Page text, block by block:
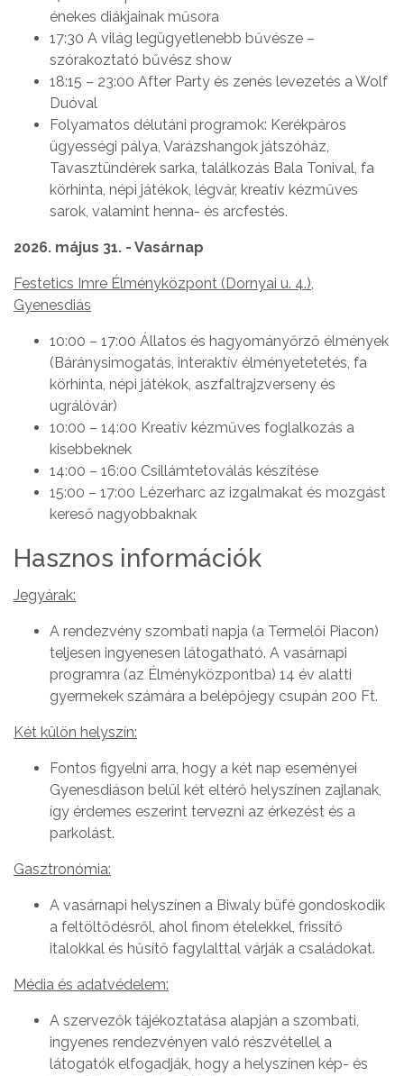
énekes diákjainak műsora
17:30 A világ legügyetlenebb bűvésze –
szórakoztató bűvész show
18:15 – 23:00 After Party és zenés levezetés a Wolf
Duóval
Folyamatos délutáni programok: Kerékpáros
ügyességi pálya, Varázshangok játszóház,
Tavasztündérek sarka, találkozás Bala Tonival, fa
körhinta, népi játékok, légvár, kreatív kézműves
sarok, valamint henna- és arcfestés.
2026. május 31. - Vasárnap
Festetics Imre Élményközpont (Dornyai u. 4.),
Gyenesdiás
10:00 – 17:00 Állatos és hagyományőrző élmények
(Báránysimogatás, interaktív élményetetetés, fa
körhinta, népi játékok, aszfaltrajzverseny és
ugrálóvár)
10:00 – 14:00 Kreatív kézműves foglalkozás a
kisebbeknek
14:00 – 16:00 Csillámtetoválás készítése
15:00 – 17:00 Lézerharc az izgalmakat és mozgást
kereső nagyobbaknak
Hasznos információk
Jegyárak:
A rendezvény szombati napja (a Termelői Piacon)
teljesen ingyenesen látogatható. A vasárnapi
programra (az Élményközpontba) 14 év alatti
gyermekek számára a belépőjegy csupán 200 Ft.
Két külön helyszín:
Fontos figyelni arra, hogy a két nap eseményei
Gyenesdiáson belül két eltérő helyszínen zajlanak,
így érdemes eszerint tervezni az érkezést és a
parkolást.
Gasztronómia:
A vasárnapi helyszínen a Biwaly büfé gondoskodik
a feltöltődésről, ahol finom ételekkel, frissítő
italokkal és hűsítő fagylalttal várják a családokat.
Média és adatvédelem:
A szervezők tájékoztatása alapján a szombati,
ingyenes rendezvényen való részvétellel a
látogatók elfogadják, hogy a helyszínen kép- és